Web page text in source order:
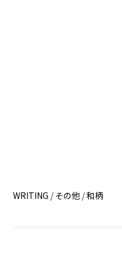
WRITING /その他 /和柄